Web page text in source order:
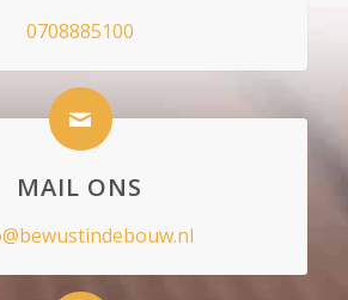
0708885100
MAIL ONS